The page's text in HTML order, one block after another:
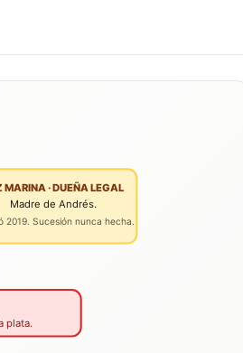
MARINA · DUEÑA LEGAL
Madre de Andrés.
2019. Sucesión nunca hecha.
plata.